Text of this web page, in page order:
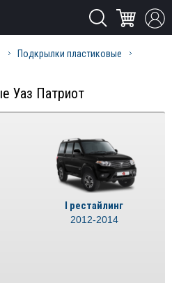
Подкрылки пластиковые
Уаз Патриот
I рестайлинг
2012-2014